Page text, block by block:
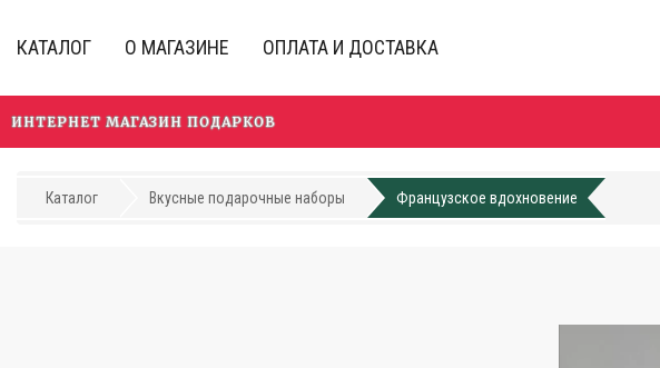
основному
КАТАЛОГ О МАГАЗИНЕ ОПЛАТА И ДОСТАВКА
ИНТЕРНЕТ МАГАЗИН ПОДАРКОВ
Каталог Вкусные подарочные наборы Французское вдохновение